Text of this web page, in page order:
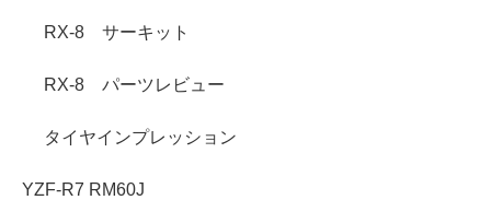
RX-8 サーキット
RX-8 パーツレビュー
タイヤインプレッション
YZF-R7 RM60J